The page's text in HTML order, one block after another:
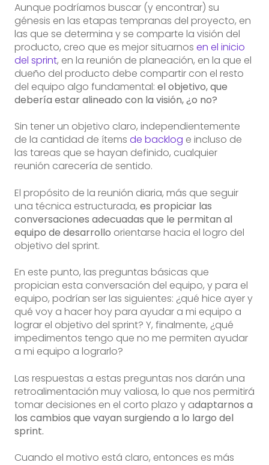
Aunque podríamos buscar (y encontrar) su
génesis en las etapas tempranas del proyecto, en
las que se determina y se comparte la visión del
producto, creo que es mejor situarnos en el inicio
del sprint, en la reunión de planeación, en la que el
dueño del producto debe compartir con el resto
del equipo algo fundamental: el objetivo, que
debería estar alineado con la visión, ¿o no?
Sin tener un objetivo claro, independientemente
de la cantidad de ítems de backlog e incluso de
las tareas que se hayan definido, cualquier
reunión carecería de sentido.
El propósito de la reunión diaria, más que seguir
una técnica estructurada, es propiciar las
conversaciones adecuadas que le permitan al
equipo de desarrollo orientarse hacia el logro del
objetivo del sprint.
En este punto, las preguntas básicas que
propician esta conversación del equipo, y para el
equipo, podrían ser las siguientes: ¿qué hice ayer y
qué voy a hacer hoy para ayudar a mi equipo a
lograr el objetivo del sprint? Y, finalmente, ¿qué
impedimentos tengo que no me permiten ayudar
a mi equipo a lograrlo?
Las respuestas a estas preguntas nos darán una
retroalimentación muy valiosa, lo que nos permitirá
tomar decisiones en el corto plazo y adaptarnos a
los cambios que vayan surgiendo a lo largo del
sprint.
Cuando el motivo está claro, entonces es más